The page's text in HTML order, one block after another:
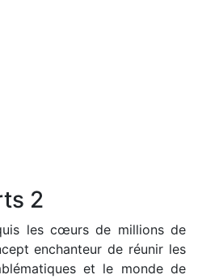
2
les cœurs de millions de
enchanteur de réunir les
et le monde de